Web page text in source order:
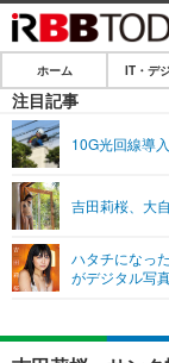
ホーム
IT・デジタル
ショッピン
SPEED TEST
エンタメ
エンタメ
ライフ
ライフ
リリース一覧
ホーム IT・デ
注目記事
10G光回線導
吉田莉桜、大
ハタチになっ
がデジタル写